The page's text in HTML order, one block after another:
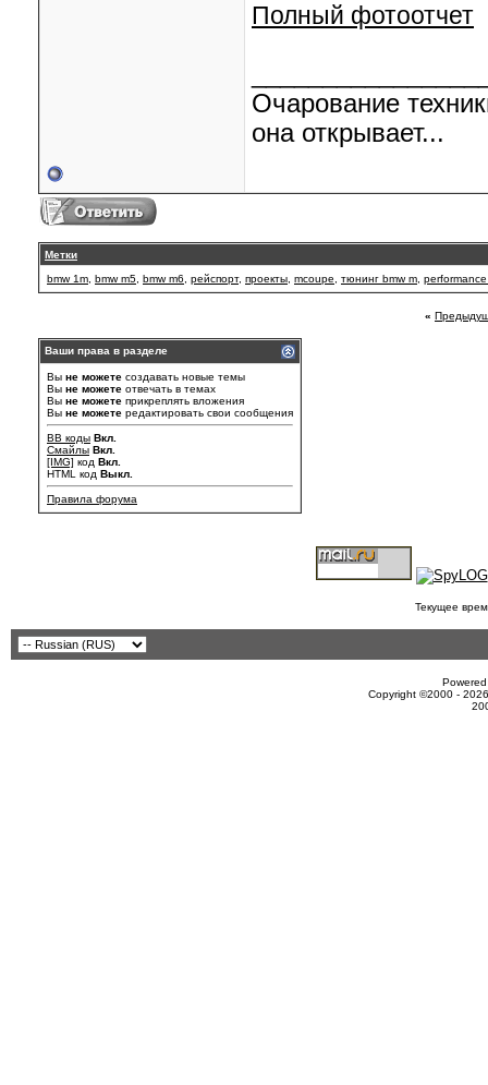
Полный фотоотчет
Очарование
она открывает...
Метки
bmw 1m bmw m5 bmw m6 рейспорт, проекты mcoupe тюнинг bmw m
«
Ваши права в разделе
Вы не можете создавать новые темы
Вы не можете отвечать в темах
Вы не можете прикреплять вложения
Вы не можете редактировать свои сообщения
BB коды Вкл.
Смайлы Вкл.
[IMG] код Вкл.
HTML код Выкл.
Правила форума
Текущее
Copyright ©2000 -